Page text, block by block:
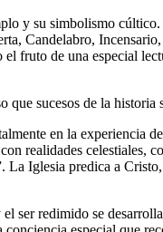
y su simbolismo
Candelabro,
fruto de una especial
que sucesos de la historia
en la experiencia
realidades celestiales,
La Iglesia predica a
ser redimido se